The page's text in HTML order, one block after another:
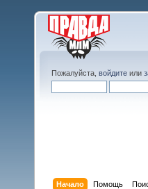
Пожалуйста, войдите или
Начало Помощь